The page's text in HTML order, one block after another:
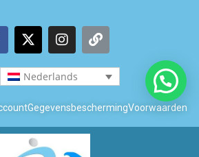
Nederlands
GegevensbeschermingVoorwaarden